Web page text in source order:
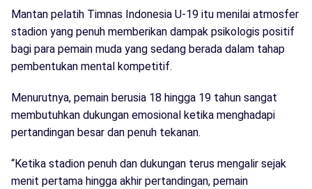
Mantan pelatih Timnas Indonesia U-19 itu menilai atmosfer
stadion yang penuh memberikan dampak psikologis positif
bagi para pemain muda yang sedang berada dalam tahap
pembentukan mental kompetitif.
Menurutnya, pemain berusia 18 hingga 19 tahun sangat
membutuhkan dukungan emosional ketika menghadapi
pertandingan besar dan penuh tekanan.
“Ketika stadion penuh dan dukungan terus mengalir sejak
menit pertama hingga akhir pertandingan, pemain